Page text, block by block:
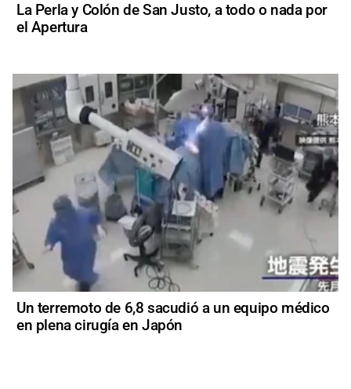
La Perla y Colón de San Justo, a todo o nada por
el Apertura
Un terremoto de 6,8 sacudió a un equipo médico
en plena cirugía en Japón